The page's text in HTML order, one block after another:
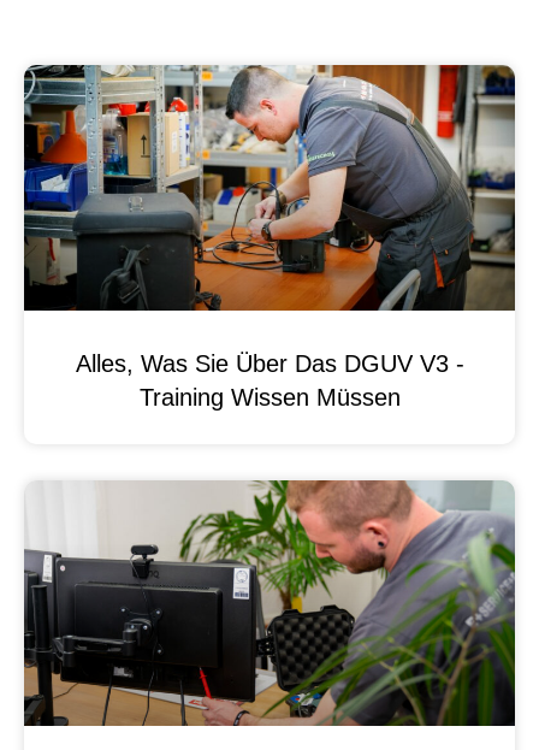
Alles, Was Sie Über Das DGUV V3 -
Training Wissen Müssen